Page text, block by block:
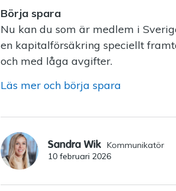
Börja spara
Nu kan du som är medlem i
en kapitalförsäkring speciellt
och med låga avgifter.
Läs mer och börja spara
Sandra Wik Kommunikatör
10 februari 2026